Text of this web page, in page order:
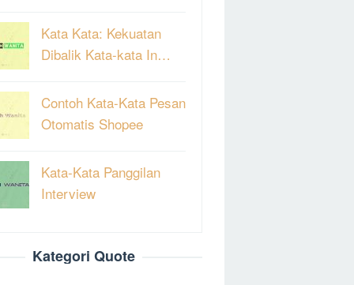
Kata Kata: Kekuatan
Dibalik Kata-kata In…
Contoh Kata-Kata Pesan
Otomatis Shopee
Kata-Kata Panggilan
Interview
Kategori Quote